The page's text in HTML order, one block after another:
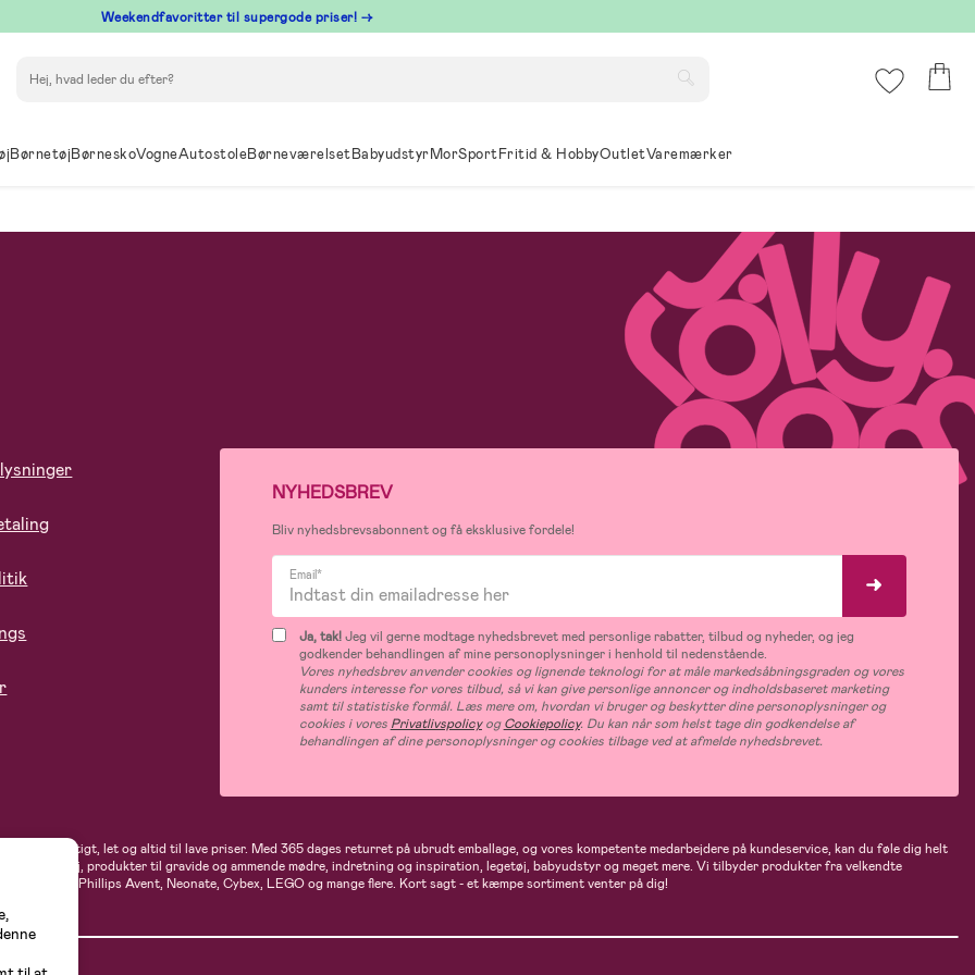
⁠ Weekendfavoritter til supergode priser! →
BørnetøjBørneskoVogneAutostoleBørneværelsetBabyudstyrMorSportFritid & HobbyOutletVaremærker
NYHEDSBREV
Bliv nyhedsbrevsabonnent og få eksklusive fordele!
Email*
Ja, tak!Jeg vil gerne modtage nyhedsbrevet med personlige rabatter, tilbud og nyheder, og jeg
godkender behandlingen af mine personoplysninger i henhold til nedenstående.
Vores nyhedsbrev anvender cookies og lignende teknologi for at måle markedsåbningsgraden og vores
kunders interesse for vores tilbud, så vi kan give personlige annoncer og indholdsbaseret marketing
samt til statistiske formål. Læs mere om, hvordan vi bruger og beskytter dine personoplysninger og
cookies i vores PrivatlivspolicyogCookiepolicy. Du kan når som helst tage din godkendelse af
behandlingen af dine personoplysninger og cookies tilbage ved at afmelde nyhedsbrevet.
du hurtigt, let og altid til lave priser. Med 365 dages returret på ubrudt emballage, og vores kompetente medarbejdere på kundeservice, kan du føle dig helt
og babytøj, produkter til gravide og ammende mødre, indretning og inspiration, legetøj, babyudstyr og meget mere. Vi tilbyder produkter fra velkendte
Phillips Avent, Neonate, Cybex, LEGO og mange flere. Kort sagt - et kæmpe sortiment venter på dig!